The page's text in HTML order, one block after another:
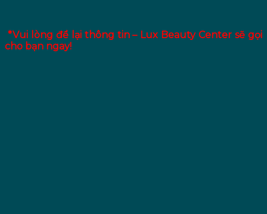
*Vui lòng để lại thông tin – Lux Beauty Center sẽ gọi
cho bạn ngay!